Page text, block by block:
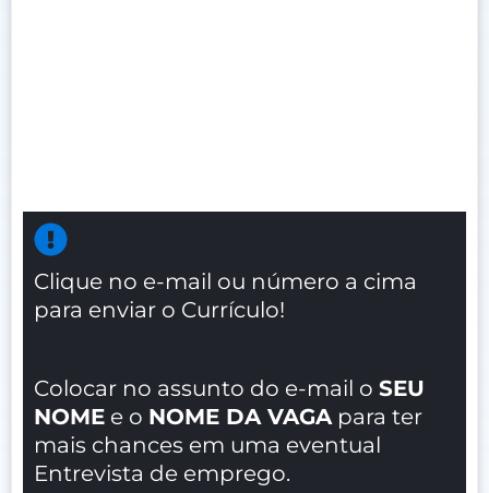
Clique no e-mail ou número a cima
para enviar o Currículo!
Colocar no assunto do e-mail o SEU
NOME e o NOME DA VAGA para ter
mais chances em uma eventual
Entrevista de emprego.